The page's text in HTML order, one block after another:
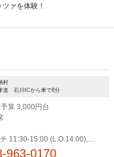
ァを体験！
村
道 石川ICから車で8分
算 3,000円台
11:30-15:00 (L.O.14:00),デ
23:00 (L.O.21:00)
963-0170